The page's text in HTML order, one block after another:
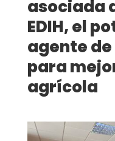
asociada
EDIH, el
agente
para
agrícola